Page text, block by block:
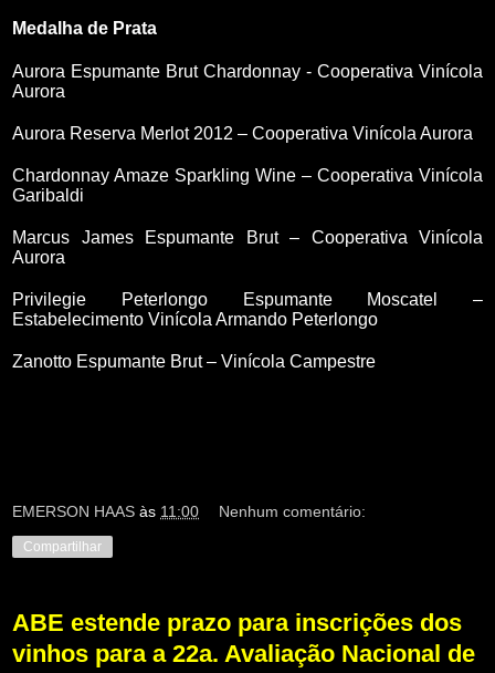
Medalha de Prata
Aurora Espumante Brut Chardonnay - Cooperativa Vinícola
Aurora
Aurora Reserva Merlot 2012 – Cooperativa Vinícola Aurora
Chardonnay Amaze Sparkling Wine – Cooperativa Vinícola
Garibaldi
Marcus James Espumante Brut – Cooperativa Vinícola
Aurora
Privilegie Peterlongo Espumante Moscatel –
Estabelecimento Vinícola Armando Peterlongo
Zanotto Espumante Brut – Vinícola Campestre
EMERSON HAAS às 11:00 Nenhum comentário:
Compartilhar
ABE estende prazo para inscrições dos
vinhos para a 22a. Avaliação Nacional de